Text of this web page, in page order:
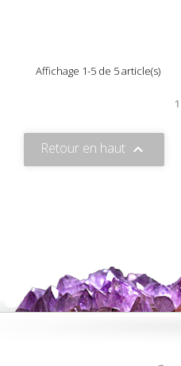
Affichage 1-5 de 5 article(s)
1
Retour en haut 